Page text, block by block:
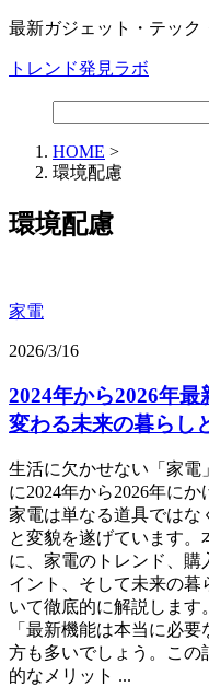
最新ガジェット・テック
トレンド発見ラボ
HOME >
環境配慮
環境配慮
家電
2026/3/16
2024年から2026年
変わる未来の暮らし
生活に欠かせない「家電
に2024年から2026年に
家電は単なる道具ではな
と変貌を遂げています
に、家電のトレンド、購
イント、そして未来の暮
いて徹底的に解説します
「最新機能は本当に必
方も多いでしょう。この
的なメリット ...